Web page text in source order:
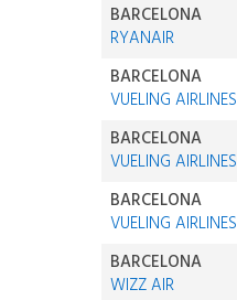
BARCELONA
RYANAIR
BARCELONA
VUELING AIRLINES
BARCELONA
VUELING AIRLINES
BARCELONA
VUELING AIRLINES
BARCELONA
WIZZ AIR